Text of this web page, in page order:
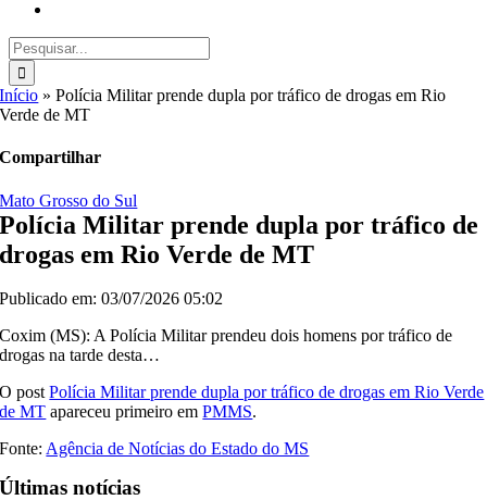
Buscar
resultados
para:
Início »Polícia Militar prende dupla por tráfico de drogas em Rio
Verde de MT
Compartilhar
Mato Grosso do Sul
Polícia Militar prende dupla por tráfico de
drogas em Rio Verde de MT
Publicado em: 03/07/2026 05:02
Coxim (MS): A Polícia Militar prendeu dois homens por tráfico de
drogas na tarde desta…
O postPolícia Militar prende dupla por tráfico de drogas em Rio Verde
de MT apareceu primeiro emPMMS.
Fonte: Agência de Notícias do Estado do MS
Últimas notícias